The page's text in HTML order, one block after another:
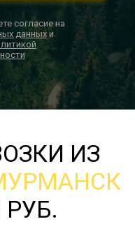
согласие на
данныхи
ИЗ
РУБ.